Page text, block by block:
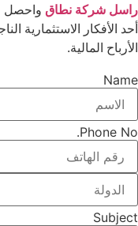
راسل شركة نطاق واحصل
أحد الأفكار الاستثمارية
الأرباح المالية.
Name
Phone No.
Subject